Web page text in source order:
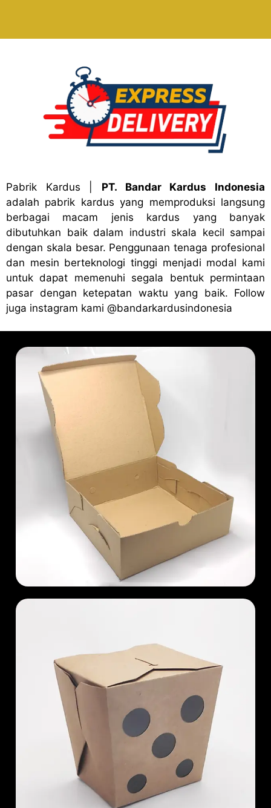
Pabrik Kardus
PT. Bandar Kardus Indonesia
adalah pabrik kardus yang memproduksi langsung
berbagai macam jenis kardus yang banyak
dibutuhkan baik dalam industri skala kecil sampai
dengan skala besar. Penggunaan tenaga profesional
dan mesin berteknologi tinggi menjadi modal kami
untuk dapat memenuhi segala bentuk permintaan
pasar dengan ketepatan waktu yang baik. Follow
juga instagram kami @bandarkardusindonesia